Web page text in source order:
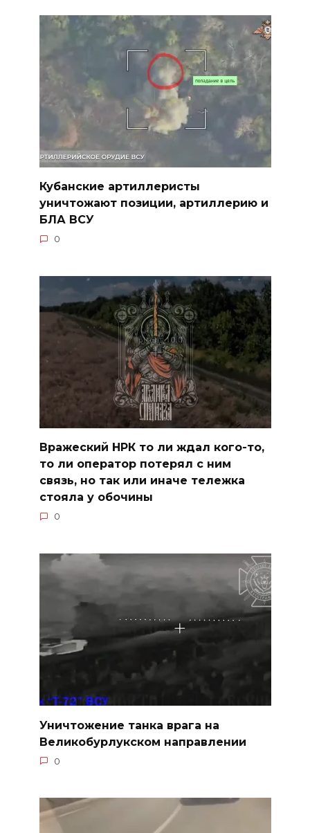
Кубанские артиллеристы
уничтожают позиции, артиллерию и
БЛА ВСУ
0
Вражеский НРК то ли ждал кого-то,
то ли оператор потерял с ним
связь, но так или иначе тележка
стояла у обочины
0
Уничтожение танка врага на
Великобурлукском направлении
0